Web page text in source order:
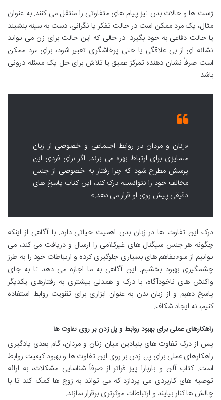
ژست ها و حالات بدن نیز پیام های متفاوتی را منتقل می کنند. به عنوان
مثال، یک مرد ممکن است در حالت تفکر یا نگرانی، دست به سینه بنشیند
یا حالت دفاعی به خود بگیرد. در حالی که این حالت برای زن می تواند
نشانه ای از بی علاقگی یا حتی پرخاشگری تعبیر شود، برای مرد ممکن
است صرفاً نشان دهنده تمرکز عمیق یا تلاش برای حل یک مسئله درونی
باشد.
«زنان و مردان در روابط اجتماعی و خصوصی از زبان
متمایزی برای ارتباط بهره می برند. اگر برای فردی این
پرسش مطرح شود که چرا رفتار به خصوصی از جنس
مخالف خود را نتوانسته درک کند، این کتاب پاسخ های
دقیقی پیش روی او قرار می دهد.»
درک این تفاوت ها در زبان بدن اهمیت حیاتی دارد. با آگاهی از اینکه
چگونه هر جنس سیگنال های غیرکلامی را ارسال و دریافت می کند، می
توانیم از سوءتفاهم های بسیاری جلوگیری کرده و ارتباطات خود را به طرز
چشمگیری بهبود بخشیم. این آگاهی به ما اجازه می دهد تا به جای
واکنش های ناخودآگاه، با درک و همدلی بیشتری به رفتارهای یکدیگر
پاسخ دهیم و از زبان بدن به عنوان ابزاری برای تقویت روابط استفاده
کنیم، نه ایجاد شکاف.
راهکارهای عملی برای بهبود روابط و پل زدن بر روی تفاوت ها
پس از درک تفاوت های بنیادین میان زنان و مردان، گام بعدی یادگیری
راهکارهای عملی برای پل زدن بر روی این تفاوت ها و بهبود کیفیت روابط
است. کتاب آلن و باربارا پیز فراتر از صرفاً شناسایی مشکلات، به ارائه
توصیه های کاربردی می پردازد که می تواند به زوج ها کمک کند تا با
چالش ها کنار بیایند و ارتباطات موثرتری برقرار سازند.